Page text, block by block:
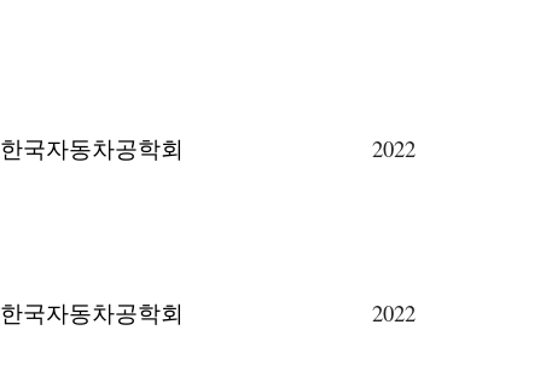
한국자동차공학회 2022
한국자동차공학회 2022